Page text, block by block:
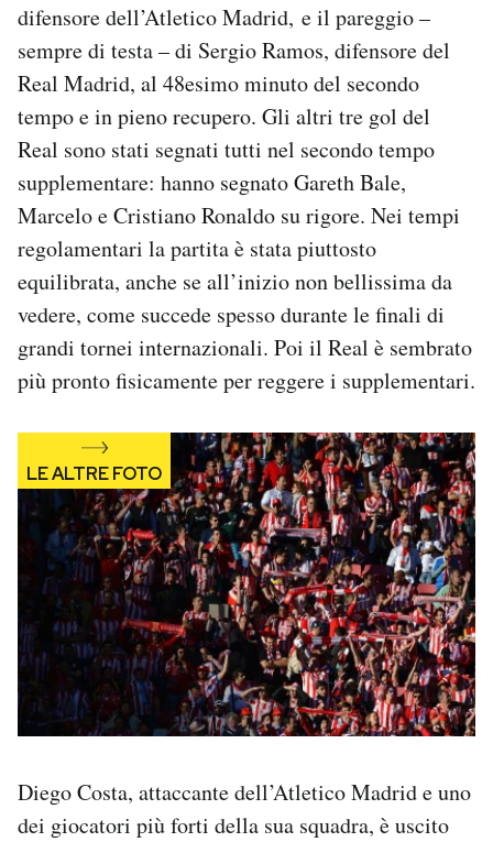
Area Personale
Newsletter
Notifiche mobile
Regala il Post
difensore dell’Atletico Madrid, e il pareggio –
sempre di testa – di Sergio Ramos, difensore del
Real Madrid, al 48esimo minuto del secondo
tempo e in pieno recupero. Gli altri tre gol del
Real sono stati segnati tutti nel secondo tempo
supplementare: hanno segnato Gareth Bale,
Marcelo e Cristiano Ronaldo su rigore. Nei tempi
regolamentari la partita è stata piuttosto
equilibrata, anche se all’inizio non bellissima da
vedere, come succede spesso durante le finali di
grandi tornei internazionali. Poi il Real è sembrato
più pronto fisicamente per reggere i supplementari.
Diego Costa, attaccante dell’Atletico Madrid e uno
dei giocatori più forti della sua squadra, è uscito